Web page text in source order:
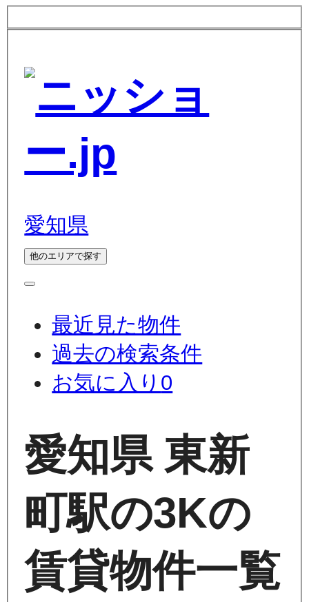
愛知県
他のエリアで探す
最近見た物件
過去の検索条件
お気に入り 0
愛知県 東新
町駅の3Kの
賃貸物件一覧